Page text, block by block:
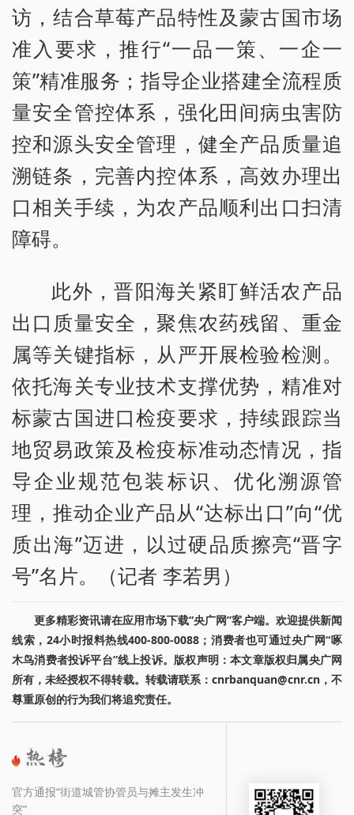
访，结合草莓产品特性及蒙古国市场
准入要求，推行“一品一策、一企一
策”精准服务；指导企业搭建全流程质
量安全管控体系，强化田间病虫害防
控和源头安全管理，健全产品质量追
溯链条，完善内控体系，高效办理出
口相关手续，为农产品顺利出口扫清
障碍。
此外，晋阳海关紧盯鲜活农产品
出口质量安全，聚焦农药残留、重金
属等关键指标，从严开展检验检测。
依托海关专业技术支撑优势，精准对
标蒙古国进口检疫要求，持续跟踪当
地贸易政策及检疫标准动态情况，指
导企业规范包装标识、优化溯源管
理，推动企业产品从“达标出口”向“优
质出海”迈进，以过硬品质擦亮“晋字
号”名片。（记者 李若男）
更多精彩资讯请在应用市场下载“央广网”客户端。欢迎提供新闻
线索，24小时报料热线400-800-0088；消费者也可通过央广网“啄
木鸟消费者投诉平台”线上投诉。版权声明：本文章版权归属央广网
所有，未经授权不得转载。转载请联系：cnrbanquan@cnr.cn，不
尊重原创的行为我们将追究责任。
官方通报“街道城管协管员与摊主发生冲
突”